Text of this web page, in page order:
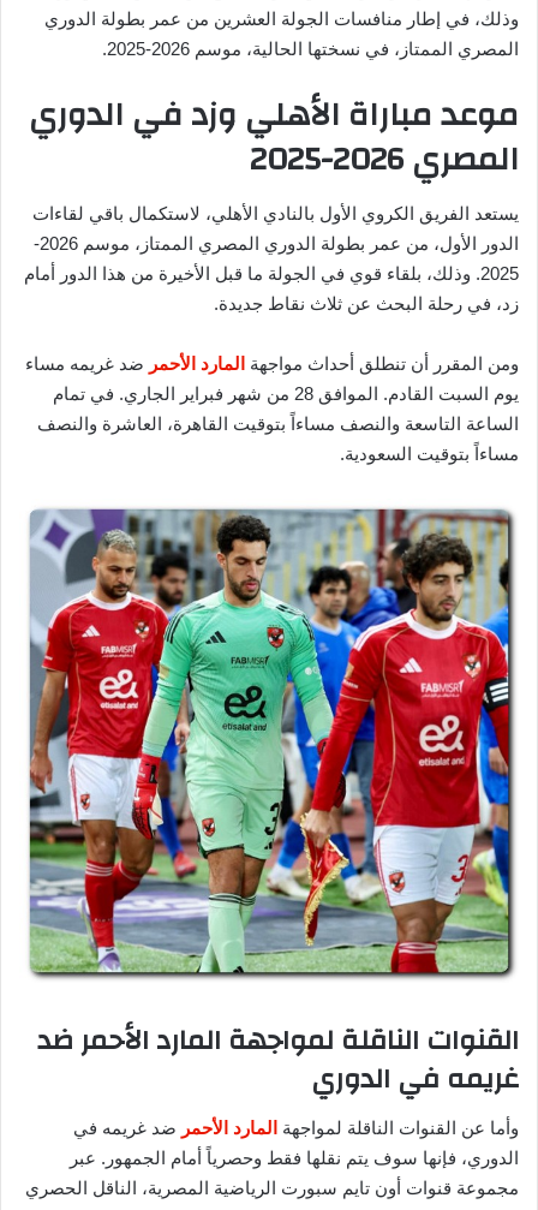
وذلك، في إطار منافسات الجولة العشرين من عمر بطولة الدوري
المصري الممتاز، في نسختها الحالية، موسم 2026-2025.
موعد مباراة الأهلي وزد في الدوري
المصري 2026-2025
يستعد الفريق الكروي الأول بالنادي الأهلي، لاستكمال باقي لقاءات
الدور الأول، من عمر بطولة الدوري المصري الممتاز، موسم 2026-
2025. وذلك، بلقاء قوي في الجولة ما قبل الأخيرة من هذا الدور أمام
زد، في رحلة البحث عن ثلاث نقاط جديدة.
ومن المقرر أن تنطلق أحداث مواجهة المارد الأحمر ضد غريمه مساء
يوم السبت القادم. الموافق 28 من شهر فبراير الجاري. في تمام
الساعة التاسعة والنصف مساءاً بتوقيت القاهرة، العاشرة والنصف
مساءاً بتوقيت السعودية.
القنوات الناقلة لمواجهة المارد الأحمر ضد
غريمه في الدوري
وأما عن القنوات الناقلة لمواجهة المارد الأحمر ضد غريمه في
الدوري، فإنها سوف يتم نقلها فقط وحصرياً أمام الجمهور. عبر
مجموعة قنوات أون تايم سبورت الرياضية المصرية، الناقل الحصري